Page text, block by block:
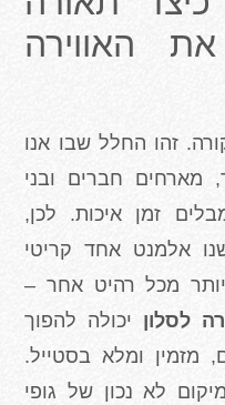
האווירה
זהו החלל שבו אנו
מארחים חברים ובני
זמן איכות. לכן,
אלמנט אחד קריטי
מכל רהיט אחר –
לסלון יכולה להפוך
מזמין ומלא בסטייל.
לא נכון של גופי